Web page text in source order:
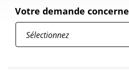
Votre demande concerne